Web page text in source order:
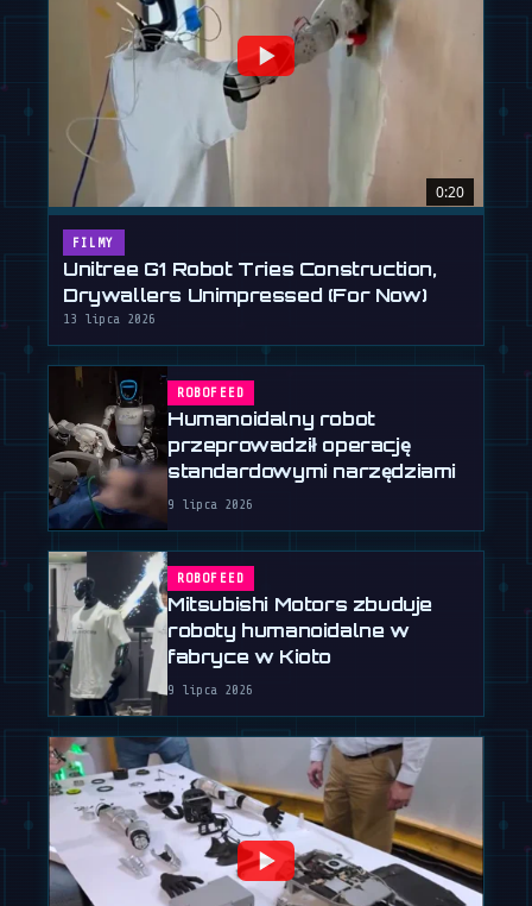
0:20
FILMY
Unitree G1 Robot Tries Construction,
Drywallers Unimpressed (For Now)
13 lipca 2026
ROBOFEED
Humanoidalny robot
przeprowadził operację
standardowymi narzędziami
9 lipca 2026
ROBOFEED
Mitsubishi Motors zbuduje
roboty humanoidalne w
fabryce w Kioto
9 lipca 2026